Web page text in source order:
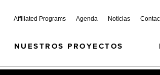
Affiliated Programs Agenda Noticias
NUESTROS PROYECTOS